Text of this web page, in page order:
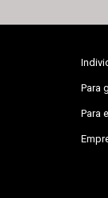
Para
Para